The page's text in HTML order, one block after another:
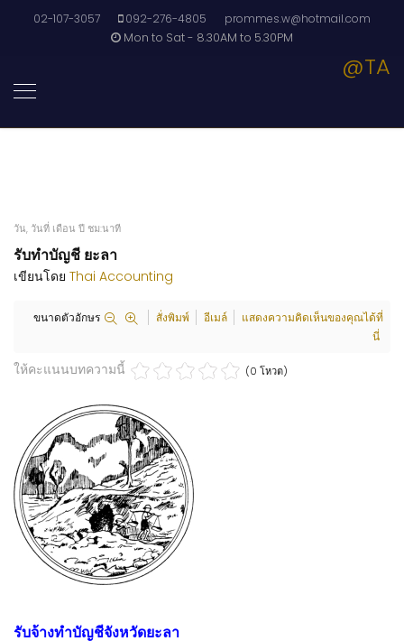
02-107-3057 092-276-4805
prommes.w@hotmail.com
Mon to Sat - 8.30AM to 5.30PM
@TA
วัน, วันที่ เดือน ปี ชม:นาที
รับทำบัญชี ยะลา
เขียนโดย Thai Accounting
ขนาดตัวอักษร สั่งพิมพ์ อีเมล์
แสดงความคิดเห็นของคุณได้ที่
นี่
ให้คะแนนบทความนี้ (0 โหวต)
รับจ้างทำบัญชีจังหวัดยะลา